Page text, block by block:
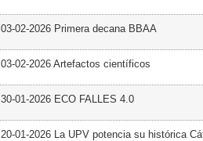
03-02-2026 Primera decana BBAA
03-02-2026 Artefactos científicos
30-01-2026 ECO FALLES 4.0
20-01-2026 La UPV potencia su histórica